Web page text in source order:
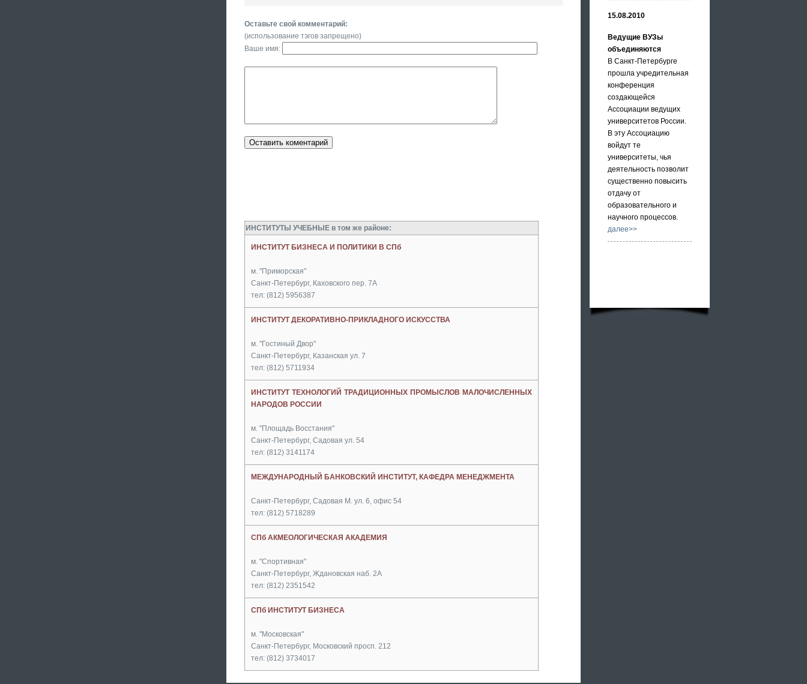
Оставьте свой комментарий:
(использование тэгов запрещено)
Ваше имя:
ИНСТИТУТЫ УЧЕБНЫЕ в том же районе:
ИНСТИТУТ БИЗНЕСА И ПОЛИТИКИ В СПб
м. "Приморская"
Санкт-Петербург, Каховского пер. 7А
тел: (812) 5956387
ИНСТИТУТ ДЕКОРАТИВНО-ПРИКЛАДНОГО ИСКУССТВА
м. "Гостиный Двор"
Санкт-Петербург, Казанская ул. 7
тел: (812) 5711934
ИНСТИТУТ ТЕХНОЛОГИЙ ТРАДИЦИОННЫХ ПРОМЫСЛОВ МАЛОЧИСЛЕННЫХ
НАРОДОВ РОССИИ
м. "Площадь Восстания"
Санкт-Петербург, Садовая ул. 54
тел: (812) 3141174
МЕЖДУНАРОДНЫЙ БАНКОВСКИЙ ИНСТИТУТ, КАФЕДРА МЕНЕДЖМЕНТА
Санкт-Петербург, Садовая М. ул. 6, офис 54
тел: (812) 5718289
СПб АКМЕОЛОГИЧЕСКАЯ АКАДЕМИЯ
м. "Спортивная"
Санкт-Петербург, Ждановская наб. 2А
тел: (812) 2351542
СПб ИНСТИТУТ БИЗНЕСА
м. "Московская"
Санкт-Петербург, Московский просп. 212
тел: (812) 3734017
15.08.2010
Ведущие ВУЗы
объединяются
В Санкт-Петербурге
прошла учредительная
конференция
создающейся
Ассоциации ведущих
университетов России.
В эту Ассоциацию
войдут те
университеты, чья
деятельность позволит
существенно повысить
отдачу от
образовательного и
научного процессов.
далее>>